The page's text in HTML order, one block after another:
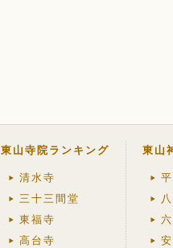
東山寺院ランキング
清水寺
三十三間堂
東福寺
高台寺
東山